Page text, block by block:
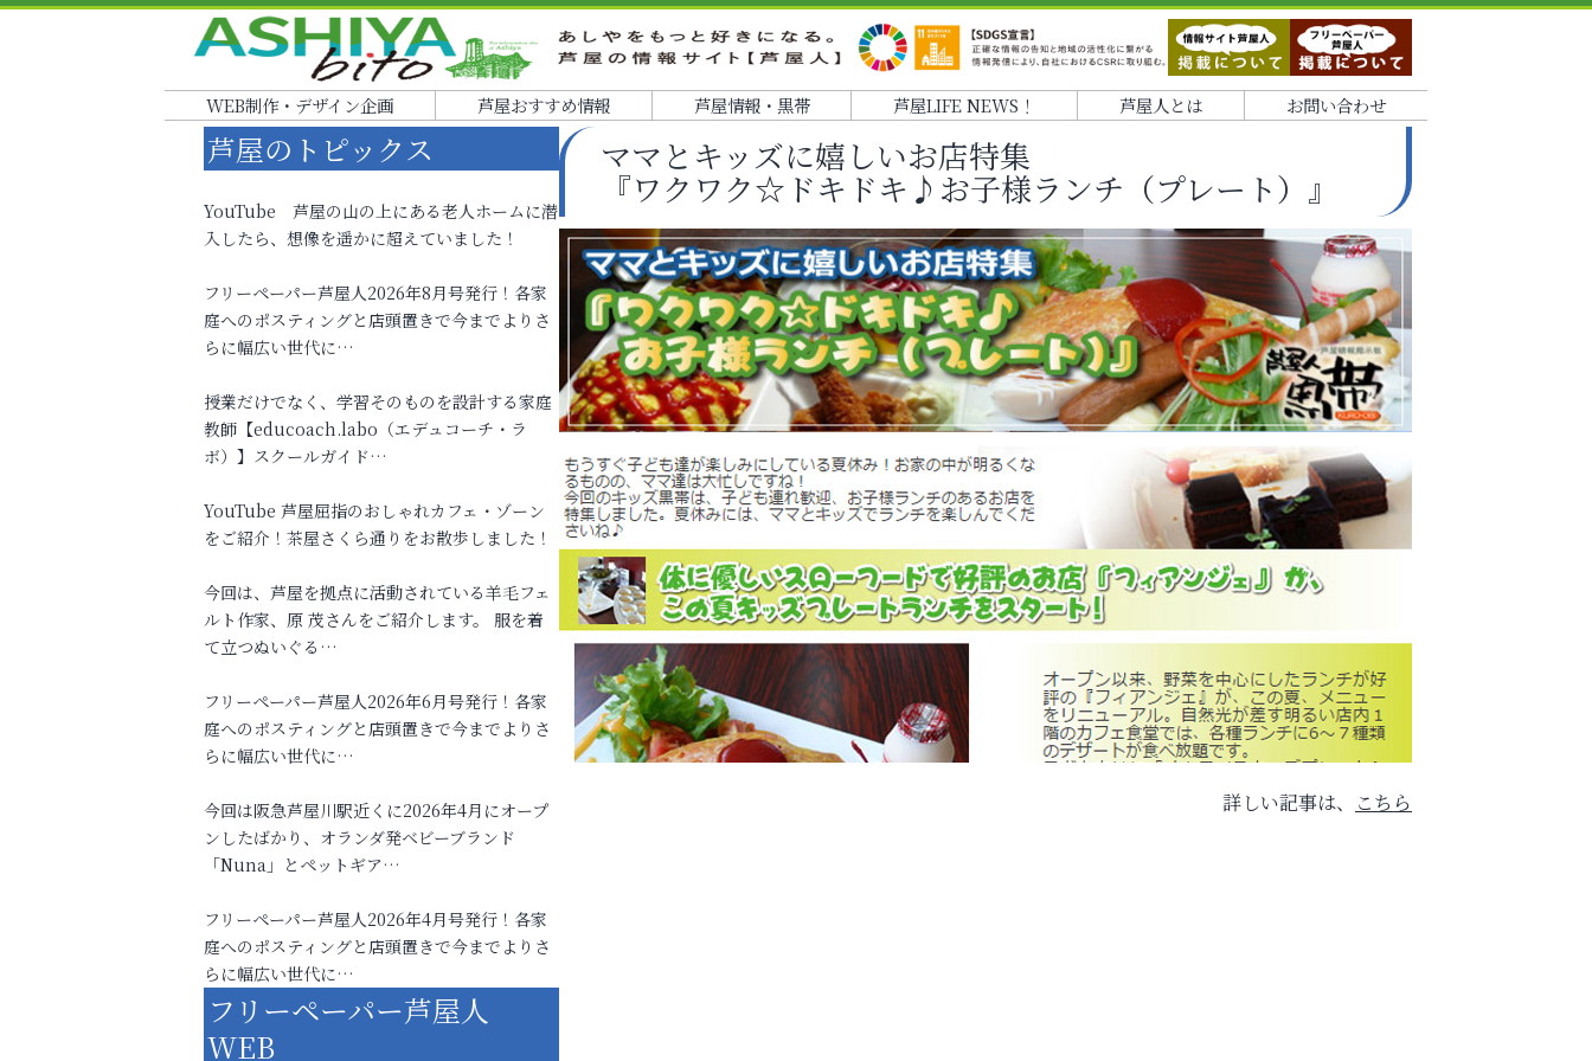
WEB制作・デザイン企画 芦屋おすすめ情報 芦屋情報・黒帯 芦屋LIFE NEWS！ 芦屋人とは お問い合わせ
ママとキッズに嬉しいお店特集
『ワクワク☆ドキドキ♪お子様ランチ（プレート）』
詳しい記事は、 こちら
芦屋のトピックス
YouTube 芦屋の山の上にある老人ホームに潜
入したら、想像を遥かに超えていました！
フリーペーパー芦屋人2026年8月号発行！各家
庭へのポスティングと店頭置きで今までよりさ
らに幅広い世代に…
授業だけでなく、学習そのものを設計する家庭
教師【educoach.labo（エデュコーチ・ラ
ボ）】スクールガイド…
YouTube 芦屋屈指のおしゃれカフェ・ゾーン
をご紹介！茶屋さくら通りをお散歩しました！
今回は、芦屋を拠点に活動されている羊毛フェ
ルト作家、原 茂さんをご紹介します。 服を着
て立つぬいぐる…
フリーペーパー芦屋人2026年6月号発行！各家
庭へのポスティングと店頭置きで今までよりさ
らに幅広い世代に…
今回は阪急芦屋川駅近くに2026年4月にオープ
ンしたばかり、オランダ発ベビーブランド
「Nuna」とペットギア…
フリーペーパー芦屋人2026年4月号発行！各家
庭へのポスティングと店頭置きで今までよりさ
らに幅広い世代に…
フリーペーパー芦屋人
WEB